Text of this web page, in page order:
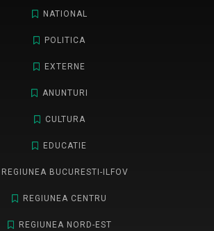
NATIONAL
POLITICA
EXTERNE
ANUNTURI
CULTURA
EDUCATIE
REGIUNEA BUCURESTI-ILFOV
REGIUNEA CENTRU
REGIUNEA NORD-EST